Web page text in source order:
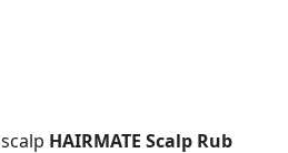
HAIRMATE Scalp Rub